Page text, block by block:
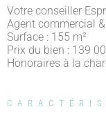
Votre conseiller
Agent commercial
Surface : 155 m²
Prix du bien : 139
Honoraires à la